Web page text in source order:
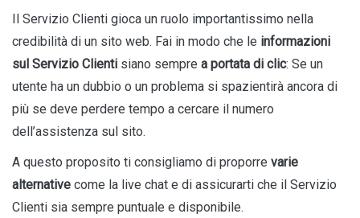
Il Servizio Clienti gioca un ruolo importantissimo nella
credibilità di un sito web. Fai in modo che le informazioni
sul Servizio Clienti siano sempre a portata di clic: Se un
utente ha un dubbio o un problema si spazientirà ancora di
più se deve perdere tempo a cercare il numero
dell’assistenza sul sito.
A questo proposito ti consigliamo di proporre varie
alternative come la live chat e di assicurarti che il Servizio
Clienti sia sempre puntuale e disponibile.